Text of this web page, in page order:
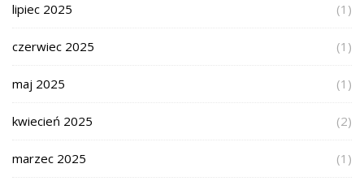
lipiec 2025 (1)
czerwiec 2025 (1)
maj 2025 (1)
kwiecień 2025 (2)
marzec 2025 (1)